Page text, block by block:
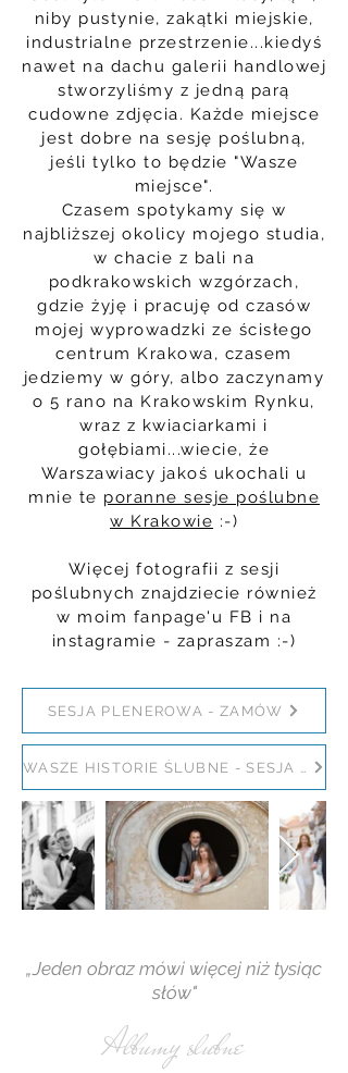
niby pustynie, zakątki miejskie,
industrialne przestrzenie...kiedyś
nawet na dachu galerii handlowej
stworzyliśmy z jedną parą
cudowne zdjęcia. Każde miejsce
jest dobre na sesję poślubną,
jeśli tylko to będzie "Wasze
miejsce".
Czasem spotykamy się w
najbliższej okolicy mojego studia,
w chacie z bali na
podkrakowskich wzgórzach,
gdzie żyję i pracuję od czasów
mojej wyprowadzki ze ścisłego
centrum Krakowa, czasem
jedziemy w góry, albo zaczynamy
o 5 rano na Krakowskim Rynku,
wraz z kwiaciarkami i
gołębiami...wiecie, że
Warszawiacy jakoś ukochali u
mnie te poranne sesje poślubne
w Krakowie :-)
Więcej fotografii z sesji
poślubnych znajdziecie również
w moim fanpage'u FB i na
instagramie - zapraszam :-)
SESJA PLENEROWA - ZAMÓW
„Jeden obraz mówi więcej niż tysiąc
słów"
Albumy slubne